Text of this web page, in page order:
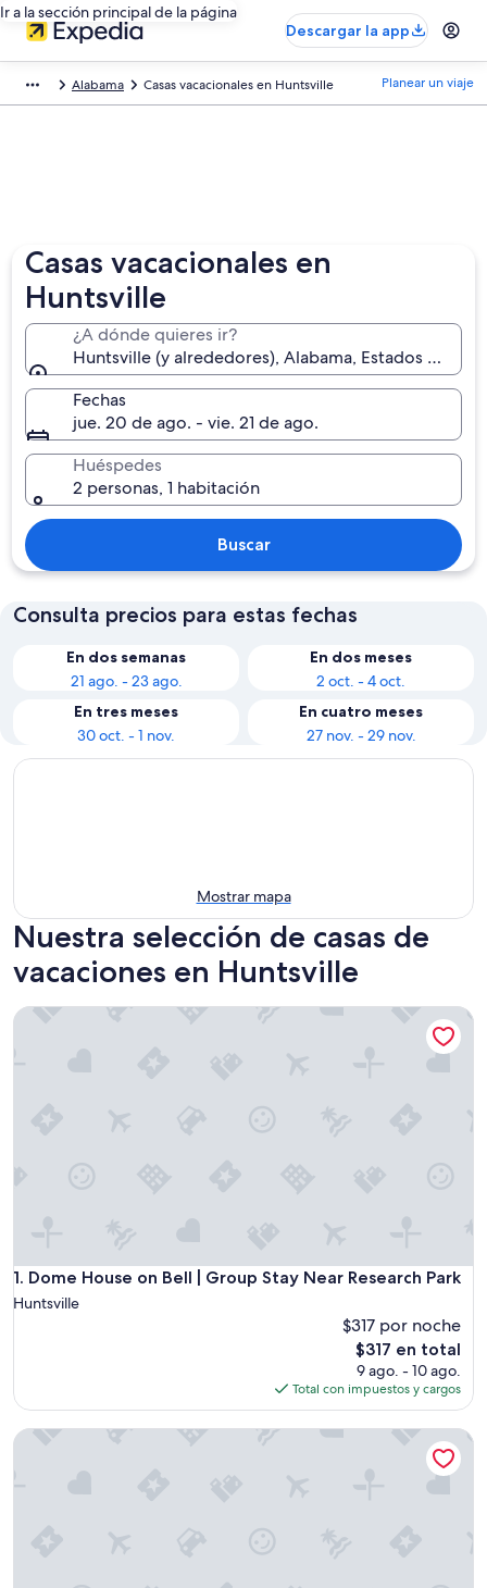
Ir a la sección principal de la página
Descargar la app
Alabama Casas vacacionales en Huntsville Planear un viaje
Casas vacacionales en
Huntsville
¿A dónde quieres ir?
Huntsville (y alrededores), Alabama, Estados Unidos
Fechas
jue. 20 de ago. - vie. 21 de ago.
Huéspedes
2 personas, 1 habitación
Buscar
Consulta precios para estas fechas
En dos semanas
21 ago. - 23 ago.
En dos meses
2 oct. - 4 oct.
En tres meses
30 oct. - 1 nov.
En cuatro meses
27 nov. - 29 nov.
Mostrar mapa
Nuestra selección de casas de
vacaciones en Huntsville
1. Dome House on Bell | Group Stay Near Research Park
Dome House on Bell | Group Stay Near Research Park
Huntsville
$317 por noche
El
precio
actual
es
de
$317 en total
9 ago. - 10 ago.
Total con impuestos y cargos
Dome House on Bell | Group Stay Near Research Park
Byrd 5 Little Byrd House